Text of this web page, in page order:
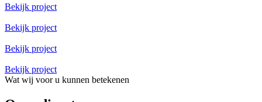
Bekijk project
Bekijk project
Bekijk project
Bekijk project
Wat wij voor u kunnen betekenen